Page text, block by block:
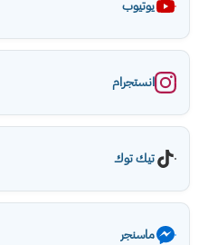
يوتيوب
انستجرام
تيك توك
ماسنجر